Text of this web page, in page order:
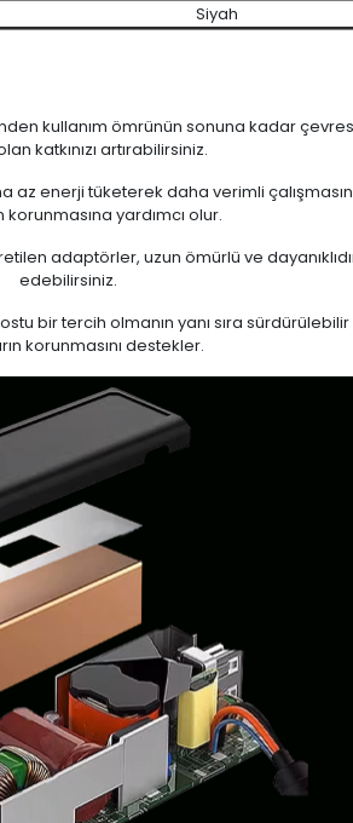
Siyah
kullanım ömrünün sonuna kadar
katkınızı artırabilirsiniz.
az enerji tüketerek daha verimli
korunmasına yardımcı olur.
adaptörler, uzun ömürlü ve
edebilirsiniz.
tercih olmanın yanı sıra sürdürülebilir
korunmasını destekler.